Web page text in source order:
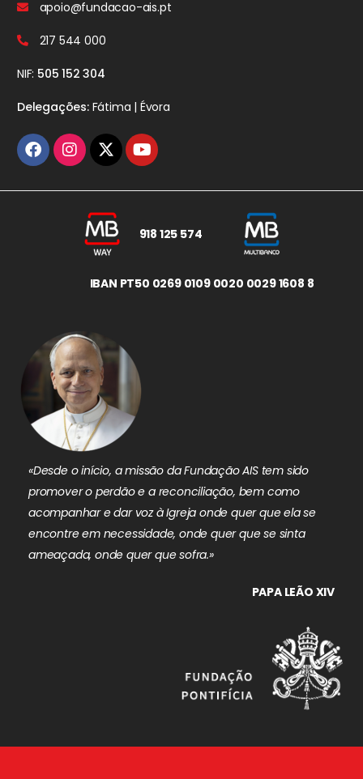
apoio@fundacao-ais.pt
217 544 000
NIF: 505 152 304
Delegações:Fátima | Évora
918 125 574
IBAN PT50 0269 0109 0020 0029 1608 8
«Desde o início, a missão da Fundação AIS tem sido
promover o perdão e a reconciliação, bem como
acompanhar e dar voz à Igreja onde quer que ela se
encontre em necessidade, onde quer que se sinta
ameaçada, onde quer que sofra.»
PAPA LEÃO XIV